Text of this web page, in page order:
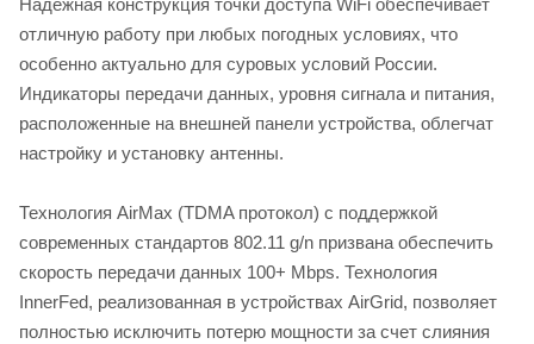
Надежная конструкция точки доступа WiFi обеспечивает
отличную работу при любых погодных условиях, что
особенно актуально для суровых условий России.
Индикаторы передачи данных, уровня сигнала и питания,
расположенные на внешней панели устройства, облегчат
настройку и установку антенны.
Технология AirMax (TDMA протокол) с поддержкой
современных стандартов 802.11 g/n призвана обеспечить
скорость передачи данных 100+ Mbps. Технология
InnerFed, реализованная в устройствах AirGrid, позволяет
полностью исключить потерю мощности за счет слияния